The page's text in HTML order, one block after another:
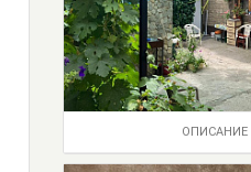
ОПИСАНИЕ